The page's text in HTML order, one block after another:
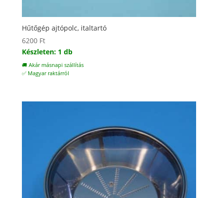
Hűtőgép ajtópolc, italtartó
6200 Ft
Készleten: 1 db
🚚 Akár másnapi szállítás
✅ Magyar raktárról